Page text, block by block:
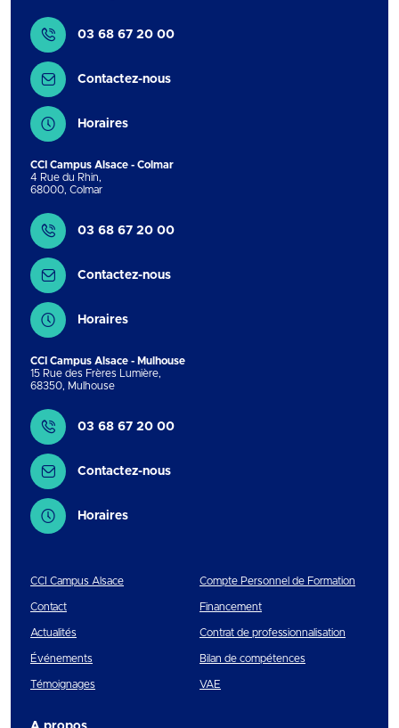
Contact
03 68 67 20 00
Contactez-nous
Horaires
CCI Campus Alsace - Colmar
4 Rue du Rhin,
68000, Colmar
Contact
03 68 67 20 00
Contactez-nous
Horaires
CCI Campus Alsace - Mulhouse
15 Rue des Frères Lumière,
68350, Mulhouse
Contact
03 68 67 20 00
Contactez-nous
Horaires
CCI Campus Alsace
Contact
Actualités
Événements
Témoignages
Compte Personnel de Formation
Financement
Contrat de professionnalisation
Bilan de compétences
VAE